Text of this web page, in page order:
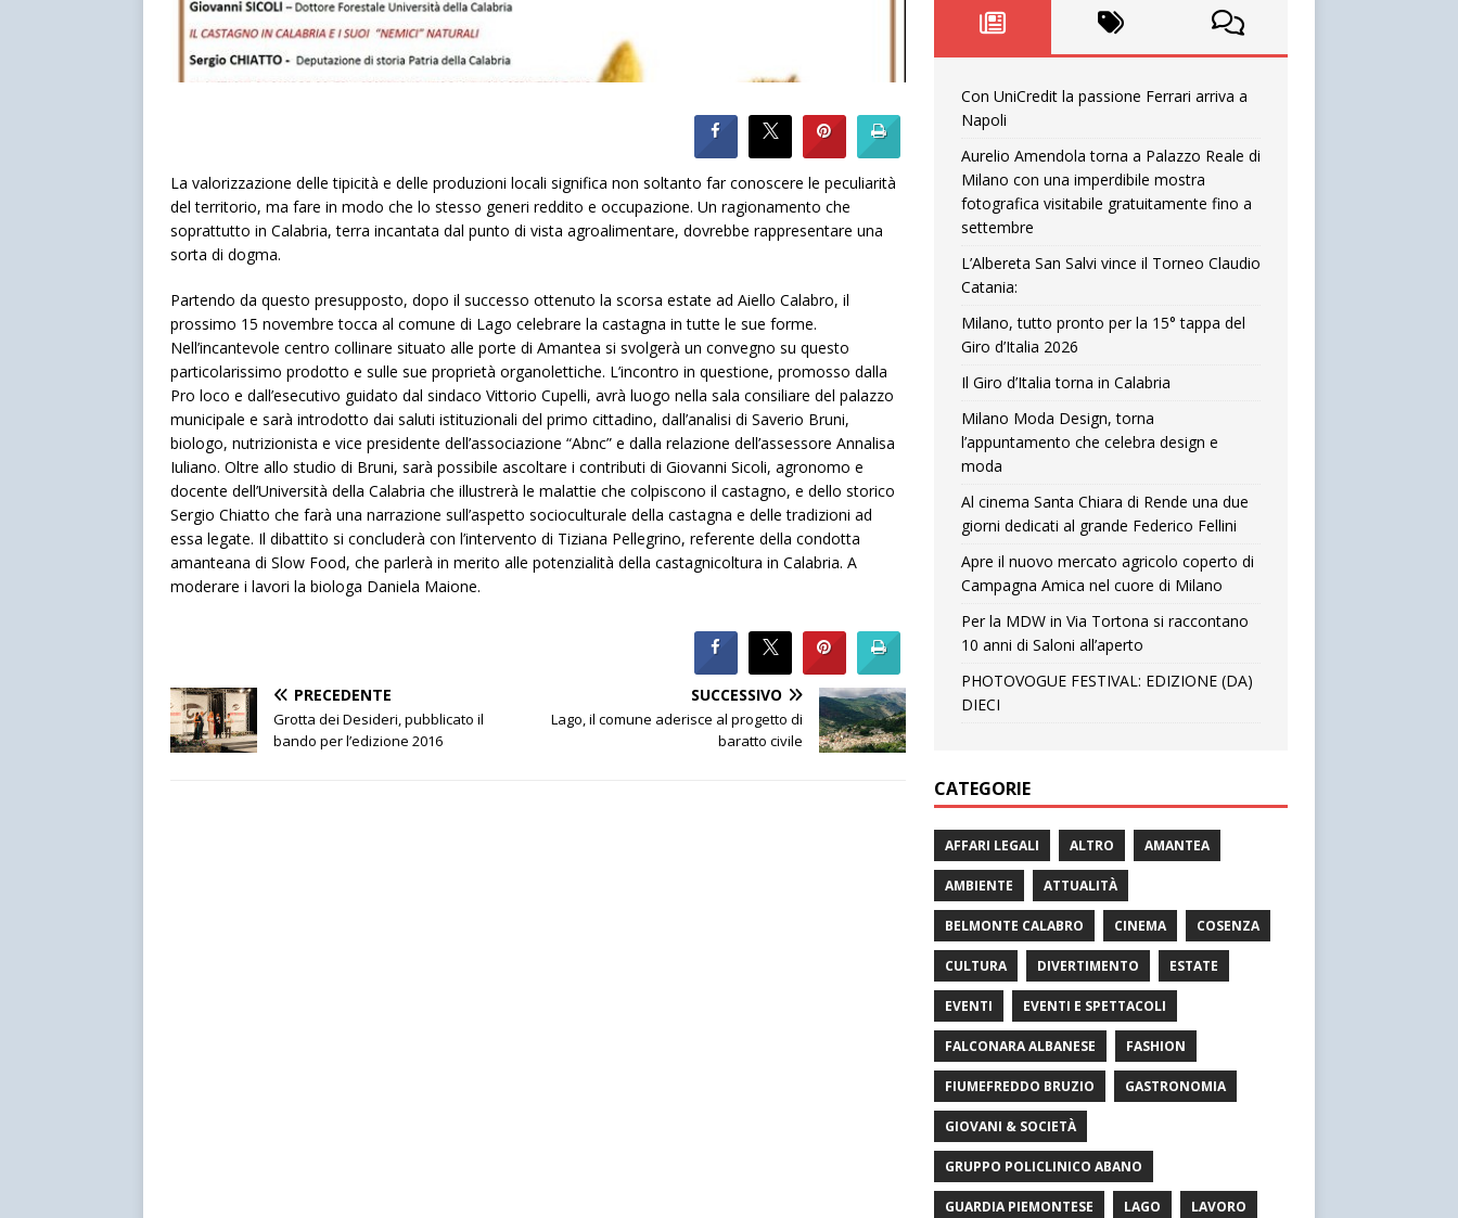
La valorizzazione delle tipicità e delle produzioni locali significa non soltanto far conoscere le peculiarità
del territorio, ma fare in modo che lo stesso generi reddito e occupazione. Un ragionamento che
soprattutto in Calabria, terra incantata dal punto di vista agroalimentare, dovrebbe rappresentare una
sorta di dogma.
Partendo da questo presupposto, dopo il successo ottenuto la scorsa estate ad Aiello Calabro, il
prossimo 15 novembre tocca al comune di Lago celebrare la castagna in tutte le sue forme.
Nell’incantevole centro collinare situato alle porte di Amantea si svolgerà un convegno su questo
particolarissimo prodotto e sulle sue proprietà organolettiche. L’incontro in questione, promosso dalla
Pro loco e dall’esecutivo guidato dal sindaco Vittorio Cupelli, avrà luogo nella sala consiliare del palazzo
municipale e sarà introdotto dai saluti istituzionali del primo cittadino, dall’analisi di Saverio Bruni,
biologo, nutrizionista e vice presidente dell’associazione “Abnc” e dalla relazione dell’assessore Annalisa
Iuliano. Oltre allo studio di Bruni, sarà possibile ascoltare i contributi di Giovanni Sicoli, agronomo e
docente dell’Università della Calabria che illustrerà le malattie che colpiscono il castagno, e dello storico
Sergio Chiatto che farà una narrazione sull’aspetto socioculturale della castagna e delle tradizioni ad
essa legate. Il dibattito si concluderà con l’intervento di Tiziana Pellegrino, referente della condotta
amanteana di Slow Food, che parlerà in merito alle potenzialità della castagnicoltura in Calabria. A
moderare i lavori la biologa Daniela Maione.
PRECEDENTE
Grotta dei Desideri, pubblicato il
bando per l’edizione 2016
SUCCESSIVO
Lago, il comune aderisce al progetto di
baratto civile
Con UniCredit la passione Ferrari arriva a
Napoli
Aurelio Amendola torna a Palazzo Reale di
Milano con una imperdibile mostra
fotografica visitabile gratuitamente fino a
settembre
L’Albereta San Salvi vince il Torneo Claudio
Catania:
Milano, tutto pronto per la 15° tappa del
Giro d’Italia 2026
Il Giro d’Italia torna in Calabria
Milano Moda Design, torna
l’appuntamento che celebra design e
moda
Al cinema Santa Chiara di Rende una due
giorni dedicati al grande Federico Fellini
Apre il nuovo mercato agricolo coperto di
Campagna Amica nel cuore di Milano
Per la MDW in Via Tortona si raccontano
10 anni di Saloni all’aperto
PHOTOVOGUE FESTIVAL: EDIZIONE (DA)
DIECI
CATEGORIE
AFFARI LEGALI ALTRO AMANTEA
AMBIENTE ATTUALITÀ
BELMONTE CALABRO CINEMA COSENZA
CULTURA DIVERTIMENTO ESTATE
EVENTI EVENTI E SPETTACOLI
FALCONARA ALBANESE FASHION
FIUMEFREDDO BRUZIO GASTRONOMIA
GIOVANI & SOCIETÀ
GRUPPO POLICLINICO ABANO
GUARDIA PIEMONTESE LAGO LAVORO